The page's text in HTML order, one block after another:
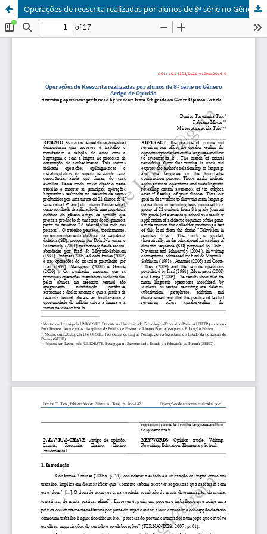
Operações de reescrita realizadas por alunos de 8ª série no Gênero Artigo de Opinião